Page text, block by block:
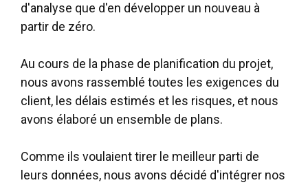
d'analyse que d'en développer un nouveau à
partir de zéro.
Au cours de la phase de planification du projet,
nous avons rassemblé toutes les exigences du
client, les délais estimés et les risques, et nous
avons élaboré un ensemble de plans.
Comme ils voulaient tirer le meilleur parti de
leurs données, nous avons décidé d'intégrer nos